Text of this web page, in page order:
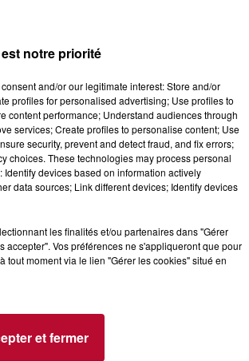
notre priorité
and/or our legitimate interest: Store and/or
profiles for personalised advertising; Use profiles to
content performance; Understand audiences through
services; Create profiles to personalise content; Use
security, prevent and detect fraud, and fix errors;
choices. These technologies may process personal
devices based on information actively
data sources; Link different devices; Identify devices
les finalités et/ou partenaires dans "Gérer
Vos préférences ne s'appliqueront que pour
tout moment via le lien "Gérer les cookies" situé en
et fermer